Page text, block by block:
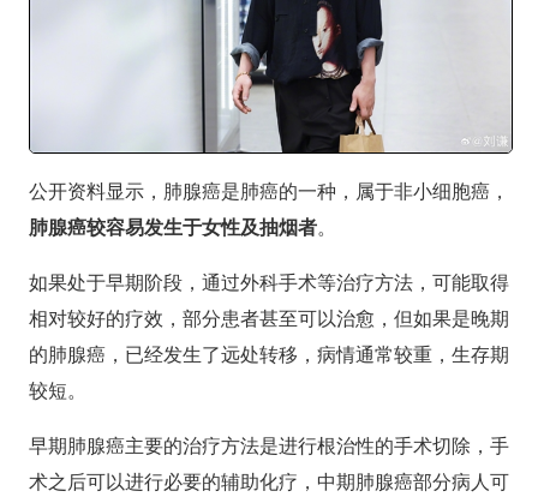
公开资料显示，肺腺癌是肺癌的一种，属于非小细胞癌，
肺腺癌较容易发生于女性及抽烟者。
如果处于早期阶段，通过外科手术等治疗方法，可能取得
相对较好的疗效，部分患者甚至可以治愈，但如果是晚期
的肺腺癌，已经发生了远处转移，病情通常较重，生存期
较短。
早期肺腺癌主要的治疗方法是进行根治性的手术切除，手
术之后可以进行必要的辅助化疗，中期肺腺癌部分病人可